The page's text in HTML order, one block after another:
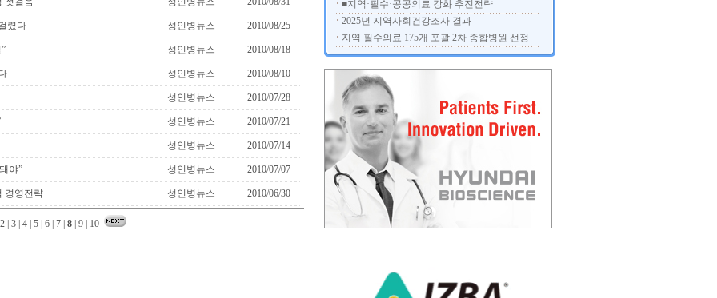
렸다 성인병뉴스 2010/08/25
성인병뉴스 2010/08/18
성인병뉴스 2010/08/10
성인병뉴스 2010/07/28
성인병뉴스 2010/07/21
성인병뉴스 2010/07/14
야” 성인병뉴스 2010/07/07
경영전략 성인병뉴스 2010/06/30
2| 3| 4| 5| 6| 7| 8| 9| 10
■지역·필수·공공의료 강화 추진전략
2025년 지역사회건강조사 결과
지역 필수의료 175개 포괄 2차 종합병원 선정